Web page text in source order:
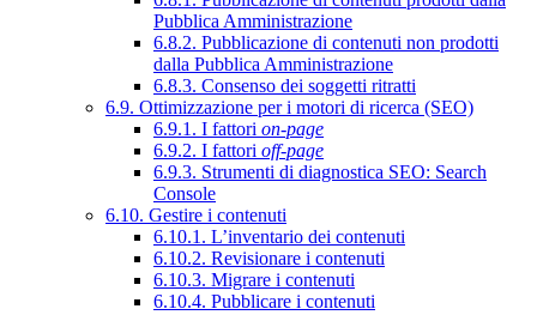
Pubblica Amministrazione
6.8.2. Pubblicazione di contenuti non prodotti
dalla Pubblica Amministrazione
6.8.3. Consenso dei soggetti ritratti
6.9. Ottimizzazione per i motori di ricerca (SEO)
6.9.1. I fattori on-page
6.9.2. I fattori off-page
6.9.3. Strumenti di diagnostica SEO: Search
Console
6.10. Gestire i contenuti
6.10.1. L’inventario dei contenuti
6.10.2. Revisionare i contenuti
6.10.3. Migrare i contenuti
6.10.4. Pubblicare i contenuti